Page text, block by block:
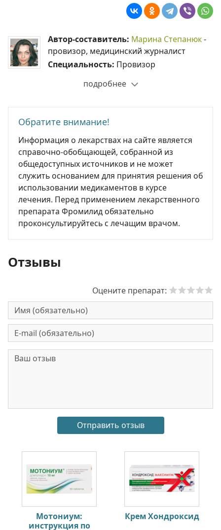
Автор-составитель: Марина Степанюк-
провизор, медицинский журналист
Специальность: Провизор
подробнее
Обратите внимание!
Информация о лекарствах на сайте является
справочно-обобщающей, собранной из
общедоступных источников и не может
служить основанием для принятия решения об
использовании медикаментов в курсе
лечения. Перед применением лекарственного
препарата Фромилид обязательно
проконсультируйтесь с лечащим врачом.
Отзывы
Оцените препарат:
Мотониум:
инструкция по
Крем Хондроксид